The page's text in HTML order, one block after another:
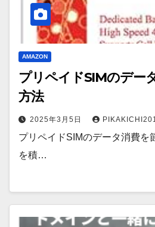
AMAZON
プリペイドSIMのデー
方法
2025年3月5日
プリペイドSIMのデータ消費を
を積…